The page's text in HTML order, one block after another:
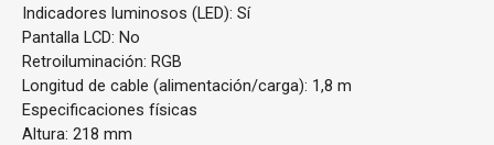
Indicadores luminosos (LED): Sí
Pantalla LCD: No
Retroiluminación: RGB
Longitud de cable (alimentación/carga): 1,8 m
Especificaciones físicas
Altura: 218 mm